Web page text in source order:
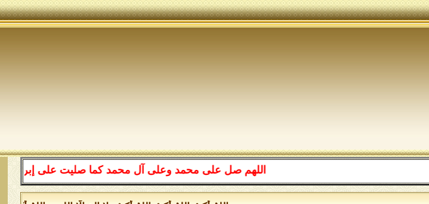
اللهم صل على محمد وعلى آل محمد كما صليت على إبراهيم وعلى